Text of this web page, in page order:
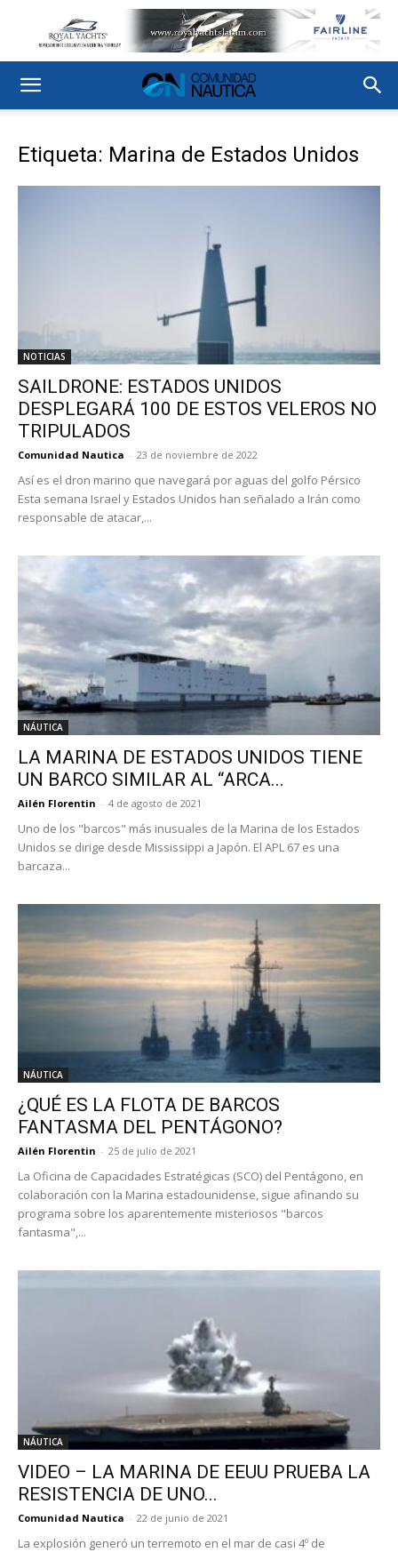
Etiqueta: Marina de Estados Unidos
NOTICIAS
SAILDRONE: ESTADOS UNIDOS
DESPLEGARÁ 100 DE ESTOS VELEROS NO
TRIPULADOS
Comunidad Nautica - 23 de noviembre de 2022
Así es el dron marino que navegará por aguas del golfo Pérsico
Esta semana Israel y Estados Unidos han señalado a Irán como
responsable de atacar,...
NÁUTICA
LA MARINA DE ESTADOS UNIDOS TIENE
UN BARCO SIMILAR AL “ARCA...
Ailén Florentin - 4 de agosto de 2021
Uno de los "barcos" más inusuales de la Marina de los Estados
Unidos se dirige desde Mississippi a Japón. El APL 67 es una
barcaza...
NÁUTICA
¿QUÉ ES LA FLOTA DE BARCOS
FANTASMA DEL PENTÁGONO?
Ailén Florentin - 25 de julio de 2021
La Oficina de Capacidades Estratégicas (SCO) del Pentágono, en
colaboración con la Marina estadounidense, sigue afinando su
programa sobre los aparentemente misteriosos "barcos
fantasma",...
NÁUTICA
VIDEO – LA MARINA DE EEUU PRUEBA LA
RESISTENCIA DE UNO...
Comunidad Nautica - 22 de junio de 2021
La explosión generó un terremoto en el mar de casi 4º de